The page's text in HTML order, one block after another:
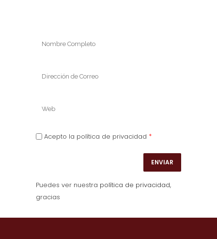
Acepto la política de privacidad *
Puedes ver nuestra política de privacidad,
gracias